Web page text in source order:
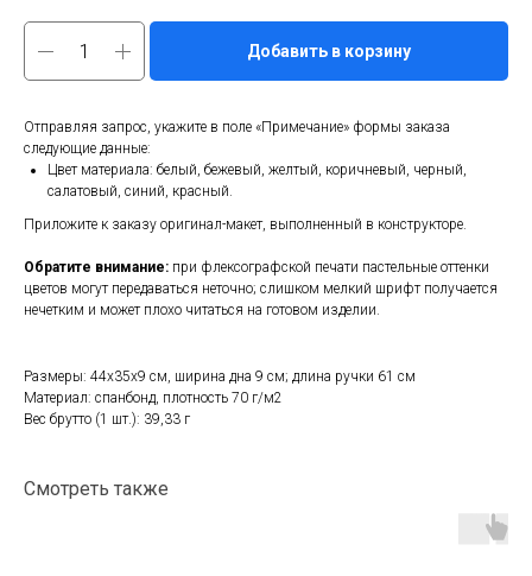
Добавить в корзину
Отправляя запрос, укажите в поле «Примечание» формы заказа
следующие данные:
Цвет материала: белый, бежевый, желтый, коричневый, черный,
салатовый, синий, красный.
Приложите к заказу оригинал-макет, выполненный в конструкторе.
Обратите внимание: при флексографской печати пастельные оттенки
цветов могут передаваться неточно; слишком мелкий шрифт получается
нечетким и может плохо читаться на готовом изделии.
Размеры: 44х35х9 см, ширина дна 9 см; длина ручки 61 см
Материал: спанбонд, плотность 70 г/м2
Вес брутто (1 шт.): 39,33 г
Смотреть также